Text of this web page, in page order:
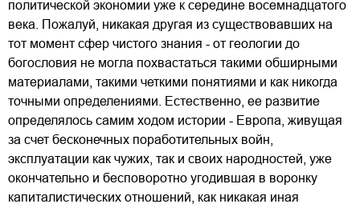
политической экономии уже к середине восемнадцатого
века. Пожалуй, никакая другая из существовавших на
тот момент сфер чистого знания - от геологии до
богословия не могла похвастаться такими обширными
материалами, такими четкими понятиями и как никогда
точными определениями. Естественно, ее развитие
определялось самим ходом истории - Европа, живущая
за счет бесконечных поработительных войн,
эксплуатации как чужих, так и своих народностей, уже
окончательно и бесповоротно угодившая в воронку
капиталистических отношений, как никакая иная